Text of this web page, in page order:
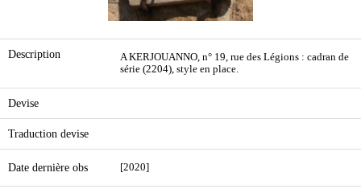
Description
A KERJOUANNO, n° 19, rue des Légions : cadran de
série (2204), style en place.
Devise
Traduction devise
Date dernière obs [2020]